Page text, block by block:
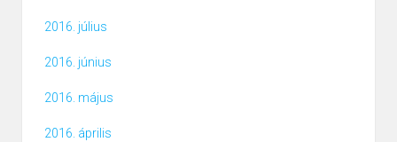
2016. július
2016. június
2016. május
2016. április